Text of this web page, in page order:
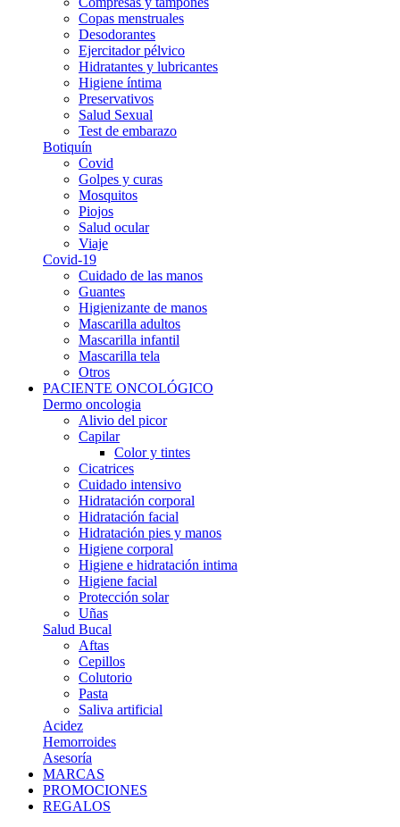
Copas menstruales
Desodorantes
Ejercitador pélvico
Hidratantes y lubricantes
Higiene íntima
Preservativos
Salud Sexual
Test de embarazo
Botiquín
Covid
Golpes y curas
Mosquitos
Piojos
Salud ocular
Viaje
Covid-19
Cuidado de las manos
Guantes
Higienizante de manos
Mascarilla adultos
Mascarilla infantil
Mascarilla tela
Otros
PACIENTE ONCOLÓGICO
Dermo oncologia
Alivio del picor
Capilar
Color y tintes
Cicatrices
Cuidado intensivo
Hidratación corporal
Hidratación facial
Hidratación pies y manos
Higiene corporal
Higiene e hidratación intima
Higiene facial
Protección solar
Uñas
Salud Bucal
Aftas
Cepillos
Colutorio
Pasta
Saliva artificial
Acidez
Hemorroides
Asesoría
MARCAS
PROMOCIONES
REGALOS